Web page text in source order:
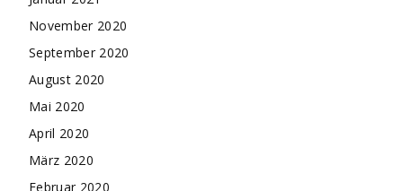
November 2020
September 2020
August 2020
Mai 2020
April 2020
März 2020
Februar 2020